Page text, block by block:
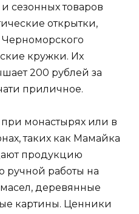
сезонных товаров
открытки,
кружки. Их
200 рублей за
приличное.
монастырях или в
таких как Мамайка
продукцию
ручной работы на
деревянные
картины. Ценники